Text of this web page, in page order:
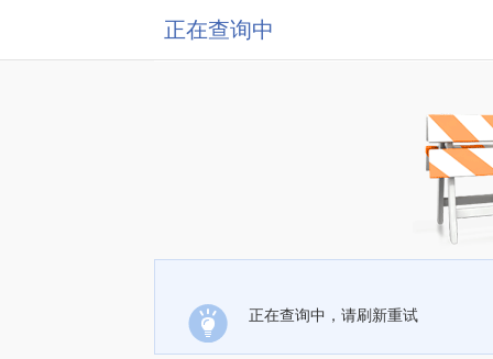
正在查询中
正在查询中，请刷新重试